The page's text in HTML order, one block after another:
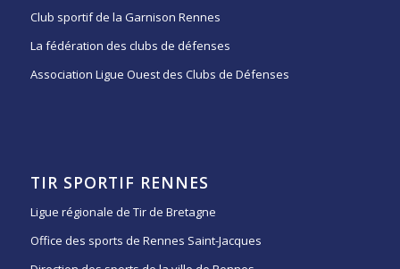
Club sportif de la Garnison Rennes
La fédération des clubs de défenses
Association Ligue Ouest des Clubs de Défenses
TIR SPORTIF RENNES
Ligue régionale de Tir de Bretagne
Office des sports de Rennes Saint-Jacques